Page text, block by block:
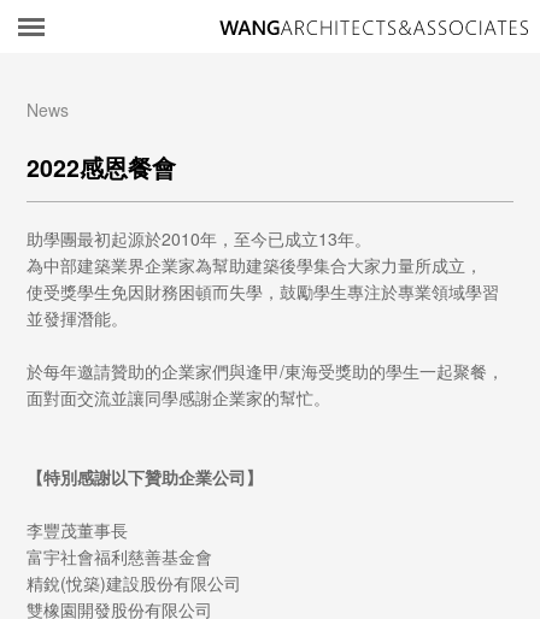
News
2022感恩餐會
助學團最初起源於2010年，至今已成立13年。
為中部建築業界企業家為幫助建築後學集合大家力量所成立，
使受獎學生免因財務困頓而失學，鼓勵學生專注於專業領域學習
並發揮潛能。
於每年邀請贊助的企業家們與逢甲/東海受獎助的學生一起聚餐，
面對面交流並讓同學感謝企業家的幫忙。
【特別感謝以下贊助企業公司】
李豐茂董事長
富宇社會福利慈善基金會
精銳(悅築)建設股份有限公司
雙橡園開發股份有限公司